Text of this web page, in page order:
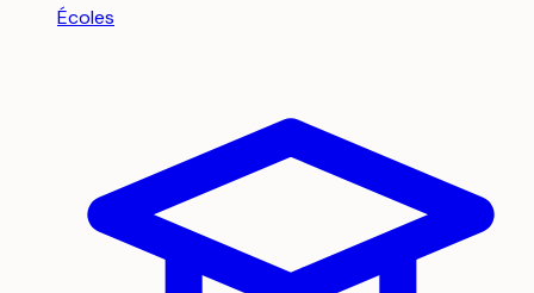
Écoles